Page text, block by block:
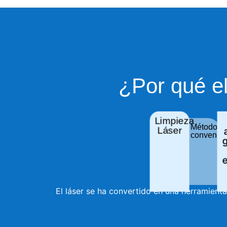
¿Por qué
Limpieza
Láser
Métodos
El láser se ha convertido en una